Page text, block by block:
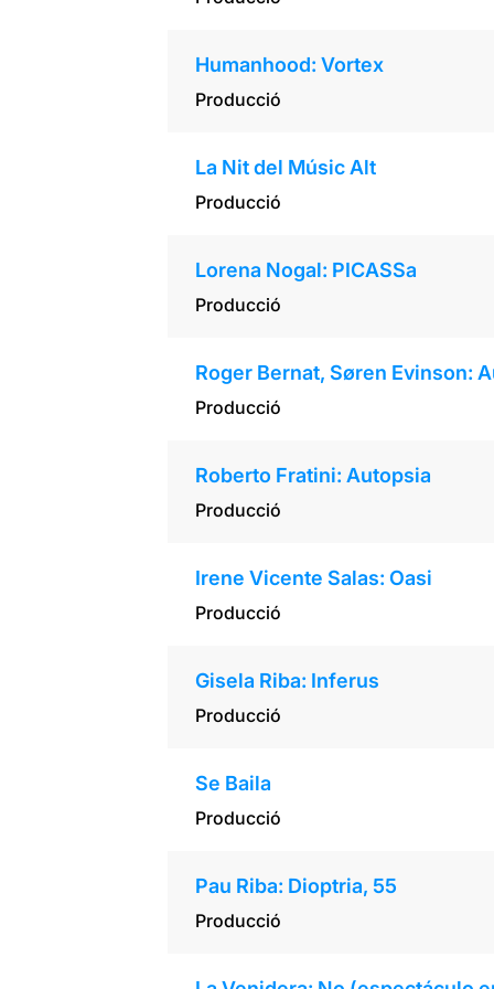
Humanhood: Vortex
Producció
La Nit del Músic Alt
Producció
Lorena Nogal: PICASSa
Producció
Roger Bernat, Søren Evinson:
Producció
Roberto Fratini: Autopsia
Producció
Irene Vicente Salas: Oasi
Producció
Gisela Riba: Inferus
Producció
Se Baila
Producció
Pau Riba: Dioptria, 55
Producció